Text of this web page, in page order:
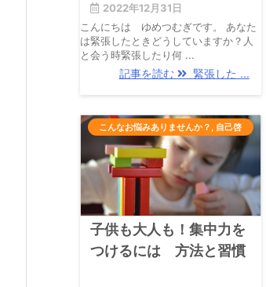
2022年12月31日
こんにちは ゆめつむぎです。 あなた
は緊張したときどうしていますか？人
と会う時緊張したり何 ...
記事を読む 緊張した ...
子供も大人も！集中力を
つけるには 方法と習慣
こんなお悩みありませんか？
自己啓
発